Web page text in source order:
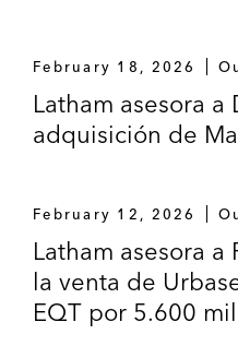
February 18, 2026
Latham asesora
adquisición de
February 12, 2026
Latham asesora
la venta de
EQT por 5.600